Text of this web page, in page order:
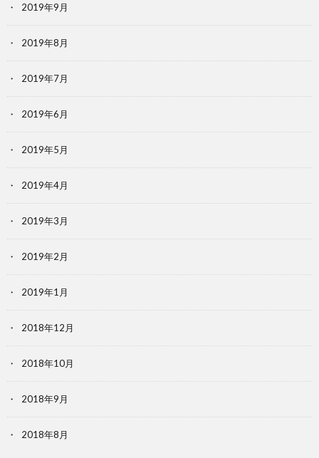
2019年9月
2019年8月
2019年7月
2019年6月
2019年5月
2019年4月
2019年3月
2019年2月
2019年1月
2018年12月
2018年10月
2018年9月
2018年8月